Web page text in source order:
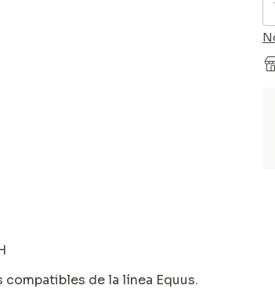
compatibles de la línea Equus.